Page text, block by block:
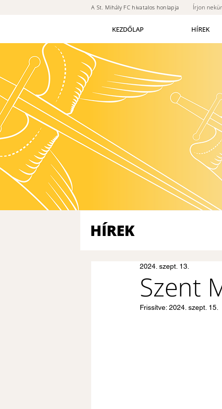
A St. Mihály FC hivatalos honlapja Írjon
KEZDŐLAP HÍREK
HÍREK
Szent
2024. szept. 13.
Frissítve: 2024. szept. 15.